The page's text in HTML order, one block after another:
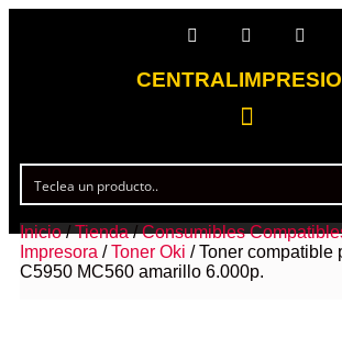
Inicio/Tienda/Consumibles
Impresora /Toner Oki / Toner compatible
C5950 MC560 amarillo 6.000p.